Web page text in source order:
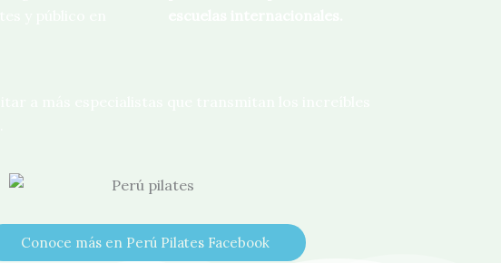
Conoce más en Perú Pilates Facebook